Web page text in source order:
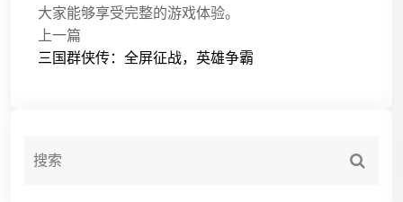
大家能够享受完整的游戏体验。
上一篇
三国群侠传：全屏征战，英雄争霸